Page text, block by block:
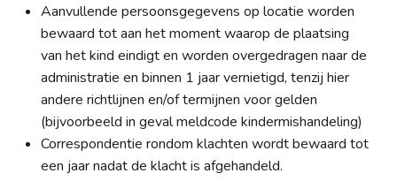
Aanvullende persoonsgegevens op locatie worden
bewaard tot aan het moment waarop de plaatsing
van het kind eindigt en worden overgedragen naar de
administratie en binnen 1 jaar vernietigd, tenzij hier
andere richtlijnen en/of termijnen voor gelden
(bijvoorbeeld in geval meldcode kindermishandeling)
Correspondentie rondom klachten wordt bewaard tot
een jaar nadat de klacht is afgehandeld.